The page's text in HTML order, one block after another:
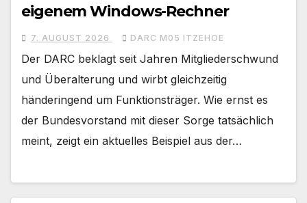
eigenem Windows-Rechner
7. AUGUST 2026 DARC M05 ITZEHOE
Der DARC beklagt seit Jahren Mitgliederschwund
und Überalterung und wirbt gleichzeitig
händeringend um Funktionsträger. Wie ernst es
der Bundesvorstand mit dieser Sorge tatsächlich
meint, zeigt ein aktuelles Beispiel aus der…